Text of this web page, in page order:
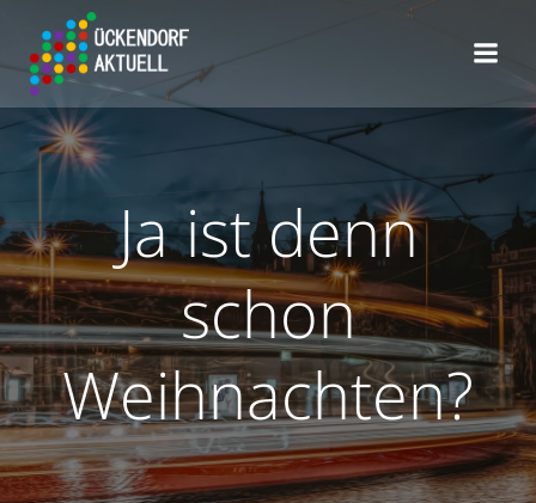
Ja ist denn
schon
Weihnachten?